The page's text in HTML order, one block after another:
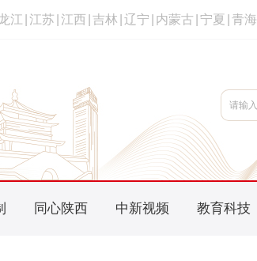
江 江苏 江西 吉林 辽宁 内蒙古 宁夏 青海
同心陕西 中新视频 教育科技